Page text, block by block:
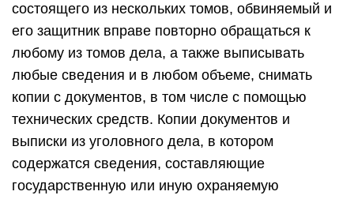
состоящего из нескольких томов, обвиняемый и
его защитник вправе повторно обращаться к
любому из томов дела, а также выписывать
любые сведения и в любом объеме, снимать
копии с документов, в том числе с помощью
технических средств. Копии документов и
выписки из уголовного дела, в котором
содержатся сведения, составляющие
государственную или иную охраняемую